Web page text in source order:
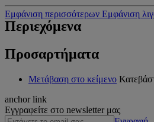
Εμφάνιση περισσότερων Εμφάνιση
Περιεχόμενα
Προσαρτήματα
Μετάβαση στο κείμενο
anchor link
Εγγραφείτε στο newsletter μας